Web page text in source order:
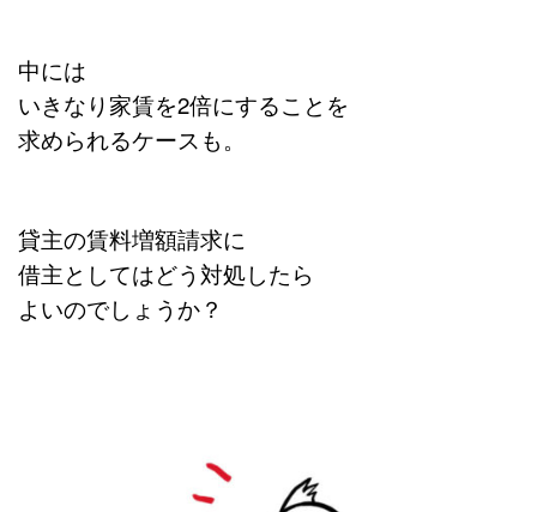
中には
いきなり家賃を2倍にすることを
求められるケースも。
貸主の賃料増額請求に
借主としてはどう対処したら
よいのでしょうか？